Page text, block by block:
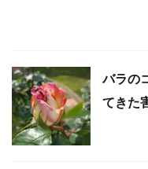
バラの
てきた